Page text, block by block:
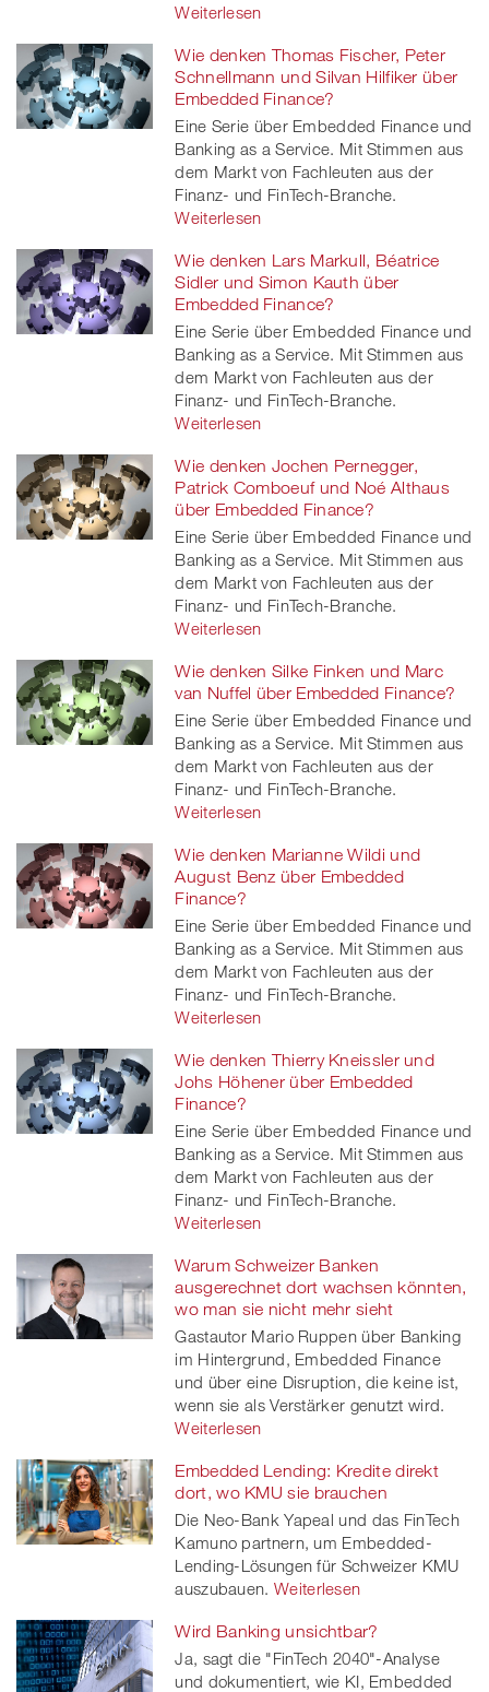
Weiterlesen
Wie denken Thomas Fischer, Peter
Schnellmann und Silvan Hilfiker über
Embedded Finance?
Eine Serie über Embedded Finance und
Banking as a Service. Mit Stimmen aus
dem Markt von Fachleuten aus der
Finanz- und FinTech-Branche.
Weiterlesen
Wie denken Lars Markull, Béatrice
Sidler und Simon Kauth über
Embedded Finance?
Eine Serie über Embedded Finance und
Banking as a Service. Mit Stimmen aus
dem Markt von Fachleuten aus der
Finanz- und FinTech-Branche.
Weiterlesen
Wie denken Jochen Pernegger,
Patrick Comboeuf und Noé Althaus
über Embedded Finance?
Eine Serie über Embedded Finance und
Banking as a Service. Mit Stimmen aus
dem Markt von Fachleuten aus der
Finanz- und FinTech-Branche.
Weiterlesen
Wie denken Silke Finken und Marc
van Nuffel über Embedded Finance?
Eine Serie über Embedded Finance und
Banking as a Service. Mit Stimmen aus
dem Markt von Fachleuten aus der
Finanz- und FinTech-Branche.
Weiterlesen
Wie denken Marianne Wildi und
August Benz über Embedded
Finance?
Eine Serie über Embedded Finance und
Banking as a Service. Mit Stimmen aus
dem Markt von Fachleuten aus der
Finanz- und FinTech-Branche.
Weiterlesen
Wie denken Thierry Kneissler und
Johs Höhener über Embedded
Finance?
Eine Serie über Embedded Finance und
Banking as a Service. Mit Stimmen aus
dem Markt von Fachleuten aus der
Finanz- und FinTech-Branche.
Weiterlesen
Warum Schweizer Banken
ausgerechnet dort wachsen könnten,
wo man sie nicht mehr sieht
Gastautor Mario Ruppen über Banking
im Hintergrund, Embedded Finance
und über eine Disruption, die keine ist,
wenn sie als Verstärker genutzt wird.
Weiterlesen
Embedded Lending: Kredite direkt
dort, wo KMU sie brauchen
Die Neo-Bank Yapeal und das FinTech
Kamuno partnern, um Embedded-
Lending-Lösungen für Schweizer KMU
auszubauen. Weiterlesen
Wird Banking unsichtbar?
Ja, sagt die "FinTech 2040"-Analyse
und dokumentiert, wie KI, Embedded